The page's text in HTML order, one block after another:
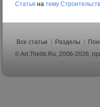
Статья на тему
Все статьи Разделы
© Art.Thelib.Ru, 2006-2026,